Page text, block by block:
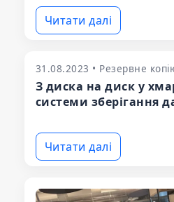
Читати далі
31.08.2023 • Резервне
З диска на диск у
системи зберігання
Читати далі